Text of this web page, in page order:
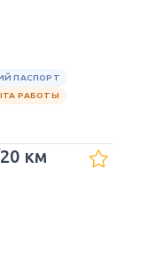
ПАСПОРТ
РАБОТЫ
км